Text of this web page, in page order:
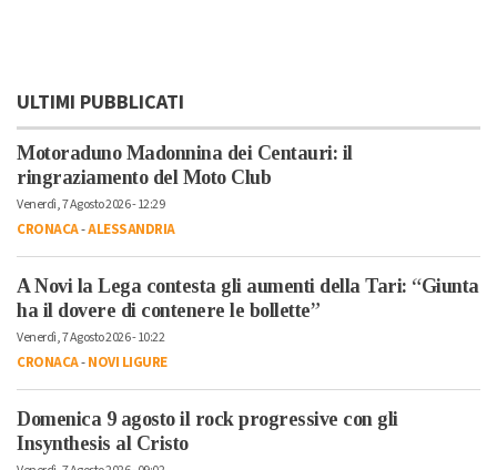
ULTIMI PUBBLICATI
Motoraduno Madonnina dei Centauri: il
ringraziamento del Moto Club
Venerdì, 7 Agosto 2026 - 12:29
CRONACA-ALESSANDRIA
A Novi la Lega contesta gli aumenti della Tari: “Giunta
ha il dovere di contenere le bollette”
Venerdì, 7 Agosto 2026 - 10:22
CRONACA-NOVI LIGURE
Domenica 9 agosto il rock progressive con gli
Insynthesis al Cristo